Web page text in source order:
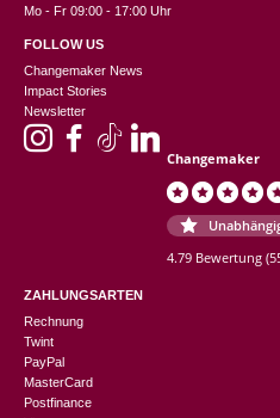
Mo - Fr 09:00 - 17:00 Uhr
FOLLOW US
Changemaker News
Impact Stories
Newsletter
Changemaker
4.79 Bewertung
ZAHLUNGSARTEN
Rechnung
Twint
PayPal
MasterCard
Postfinance